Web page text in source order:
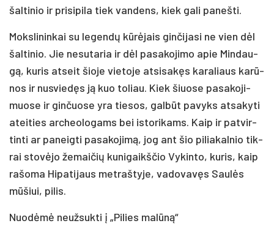
šal­ti­nio ir pri­si­pi­la tiek van­dens, kiek ga­li pa­neš­ti.
Moks­li­nin­kai su le­gen­dų kū­rė­jais gin­či­ja­si ne vien dėl
šal­ti­nio. Jie ne­su­ta­ria ir dėl pa­sa­ko­ji­mo apie Min­dau­
gą, ku­ris at­seit šio­je vie­to­je at­si­sa­kęs ka­ra­liaus ka­rū­
nos ir nu­svie­dęs ją kuo to­liau. Kiek šiuo­se pa­sa­ko­ji­
muo­se ir gin­čuo­se yra tie­sos, gal­būt pa­vyks at­sa­ky­ti
atei­ties ar­cheo­lo­gams bei is­to­ri­kams. Kaip ir pa­tvir­
tin­ti ar pa­neig­ti pa­sa­ko­ji­mą, jog ant šio pi­lia­kal­nio tik­
rai sto­vė­jo že­mai­čių ku­ni­gaikš­čio Vy­kin­to, ku­ris, kaip
ra­šo­ma Hi­pa­ti­jaus met­raš­ty­je, va­do­va­vęs Sau­lės
mū­šiui, pi­lis.
Nuo­dė­mė neuž­suk­ti į „Pi­lies ma­lū­ną“